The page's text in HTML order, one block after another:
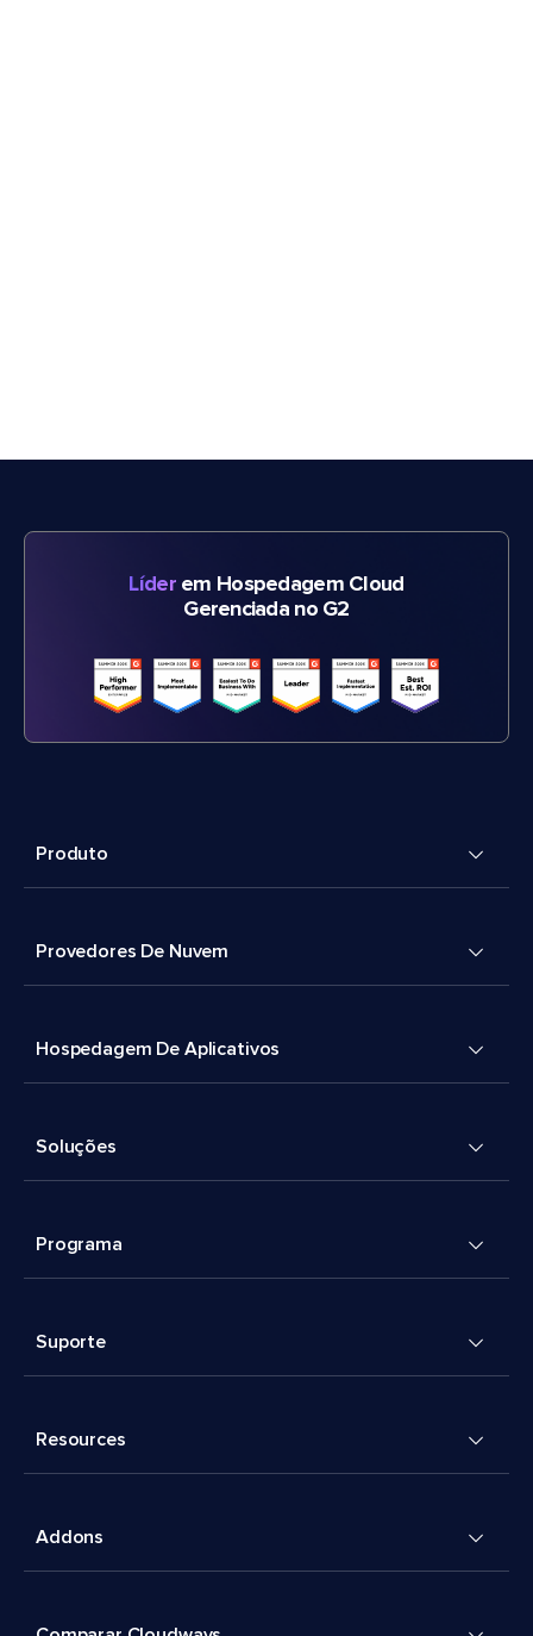
Líderem Hospedagem Cloud
Gerenciada no G2
Produto
Provedores De Nuvem
Hospedagem De Aplicativos
Soluções
Programa
Suporte
Resources
Addons